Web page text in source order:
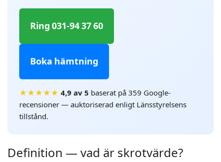
Ring 031-94 37 60
Boka hämtning
★★★★★ 4,9 av 5 baserat på 359 Google-
recensioner — auktoriserad enligt Länsstyrelsens
tillstånd.
Definition — vad är skrotvärde?